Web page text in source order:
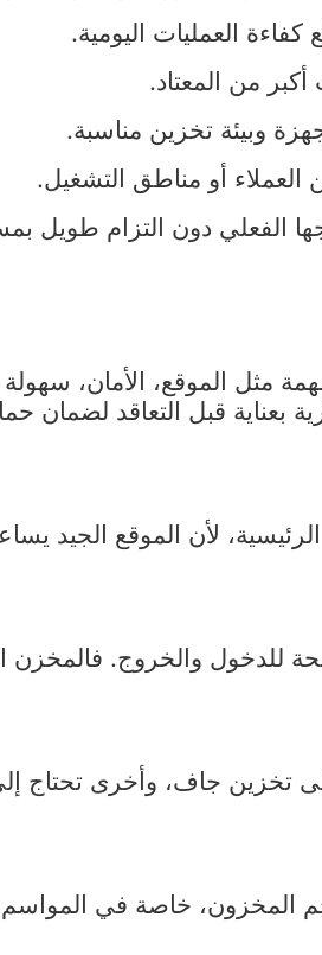
العمليات اليومية.
من المعتاد.
وبيئة تخزين مناسبة.
أو مناطق التشغيل.
الفعلي دون التزام طويل
مثل الموقع، الأمان، سهولة
قبل التعاقد لضمان
لأن الموقع الجيد
للدخول والخروج. فالمخزن
تخزين جاف، وأخرى تحتاج
المخزون، خاصة في المواسم